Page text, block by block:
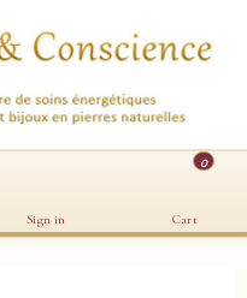
Sign in
0
Cart